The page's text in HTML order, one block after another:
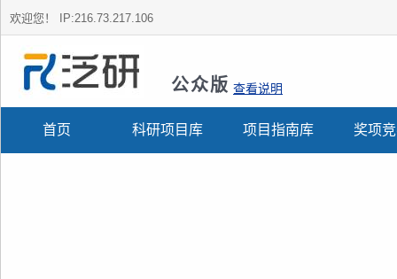
欢迎您！ IP:216.73.217.106
公众版 查看说明
首页 科研项目库 项目指南库 奖项